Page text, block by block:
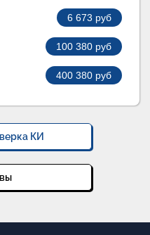
6 673 руб
100 380 руб
400 380 руб
КИ